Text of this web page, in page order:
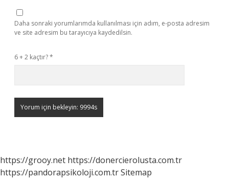
Daha sonraki yorumlarımda kullanılması için adım, e-posta adresim
ve site adresim bu tarayıcıya kaydedilsin.
6 + 2 kaçtır?*
https://grooy.net https://donercierolusta.com.tr
https://pandorapsikoloji.com.trSitemap